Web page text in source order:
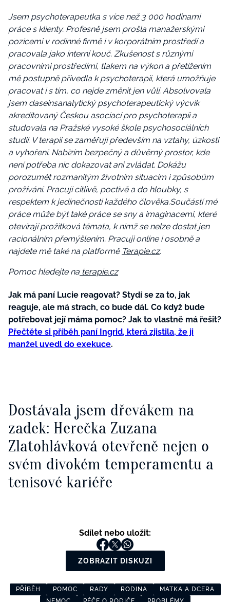
Jsem psychoterapeutka s více než 3 000 hodinami
práce s klienty. Profesně jsem prošla manažerskými
pozicemi v rodinné firmě i v korporátním prostředí a
pracovala jako interní kouč. Zkušenost s různými
pracovními prostředími, tlakem na výkon a přetížením
mě postupně přivedla k psychoterapii, která umožňuje
pracovat i s tím, co nejde změnit jen vůlí. Absolvovala
jsem daseinsanalytický psychoterapeutický výcvik
akreditovaný Českou asociací pro psychoterapii a
studovala na Pražské vysoké škole psychosociálních
studií. V terapii se zaměřuji především na vztahy, úzkosti
a vyhoření. Nabízím bezpečný a důvěrný prostor, kde
není potřeba nic dokazovat ani zvládat. Dokážu
porozumět rozmanitým životním situacím i způsobům
prožívání. Pracuji citlivě, poctivě a do hloubky, s
respektem k jedinečnosti každého člověka.Součástí mé
práce může být také práce se sny a imaginacemi, které
otevírají prožitková témata, k nimž se nelze dostat jen
racionálním přemýšlením. Pracuji online i osobně a
najdete mě také na platformě Terapie.cz.
Pomoc hledejte na terapie.cz
Jak má paní Lucie reagovat? Stydí se za to, jak
reaguje, ale má strach, co bude dál. Co když bude
potřebovat její máma pomoc? Jak to vlastně má řešit?
Přečtěte si příběh paní Ingrid, která zjistila, že ji
manžel uvedl do exekuce.
Dostávala jsem dřevákem na
zadek: Herečka Zuzana
Zlatohlávková otevřeně nejen o
svém divokém temperamentu a
tenisové kariéře
Sdílet nebo uložit:
ZOBRAZIT DISKUZI
PŘÍBĚH POMOC RADY RODINA
MATKA A DCERA